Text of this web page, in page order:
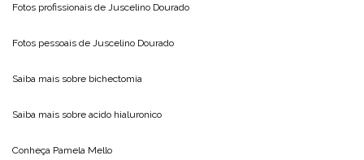
Fotos profissionais de Juscelino Dourado
Fotos pessoais de Juscelino Dourado
Saiba mais sobre bichectomia
Saiba mais sobre acido hialuronico
Conheça Pamela Mello